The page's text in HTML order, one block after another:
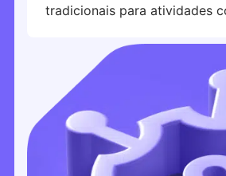
tradicionais para atividades